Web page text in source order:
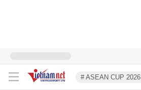
# ASEAN CUP 2026